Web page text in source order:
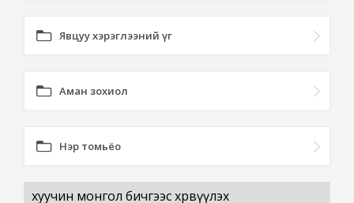
Явцуу хэрэглээний үг
Аман зохиол
Нэр томьёо
хуучин монгол бичгээс хөрвүүлэх